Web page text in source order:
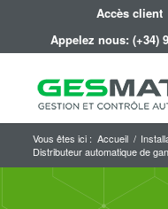
Accès client
Appelez nous: (+34)
Vous êtes ici : Accueil /
Distributeur automatique de